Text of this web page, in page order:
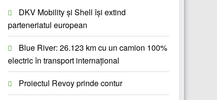
DKV Mobility și Shell își extind
parteneriatul european
Blue River: 26.123 km cu un camion 100%
electric în transport internațional
Proiectul Revoy prinde contur